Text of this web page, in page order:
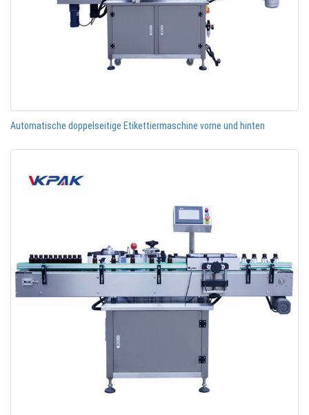
Automatische doppelseitige Etikettiermaschine vorne und hinten